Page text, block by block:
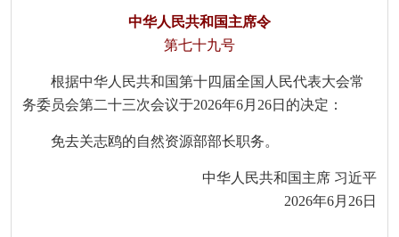
中华人民共和国主席令
第七十九号
根据中华人民共和国第十四届全国人民代表大会常
务委员会第二十三次会议于2026年6月26日的决定：
免去关志鸥的自然资源部部长职务。
中华人民共和国主席 习近平
2026年6月26日